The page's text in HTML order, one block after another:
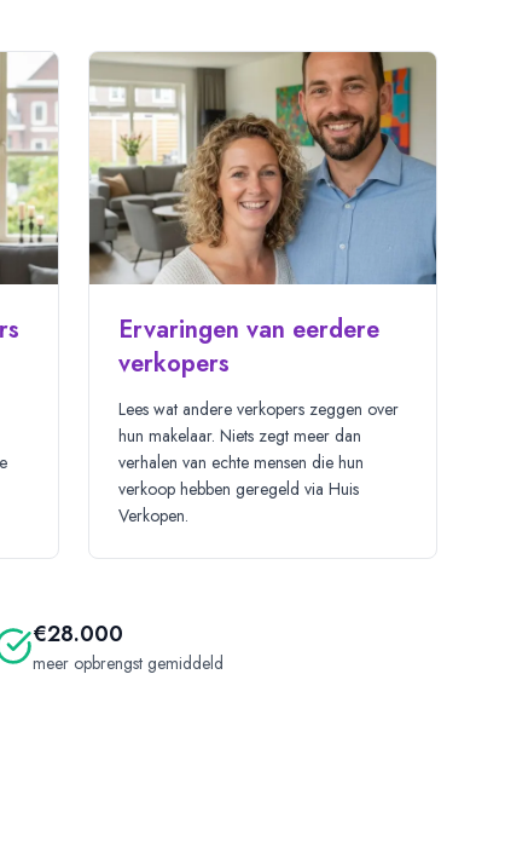
Ervaringen van eerdere
verkopers
Leeswat andere verkopers zeggen over
hun makelaar. Niets zegt meer dan
verhalen van echte mensen die hun
verkoop hebben geregeld via Huis
Verkopen.
€28.000
meer opbrengst gemiddeld